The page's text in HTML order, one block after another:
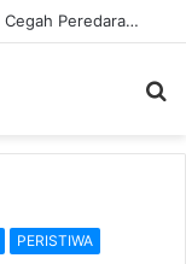
Pemkab Tuban Ajak Warga Lebih Peduli Cegah Peredaran Rokok Ilegal
PERISTIWA